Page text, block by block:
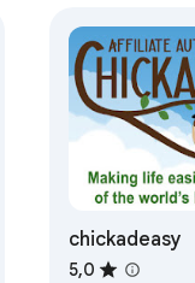
chickadeasy
5,0